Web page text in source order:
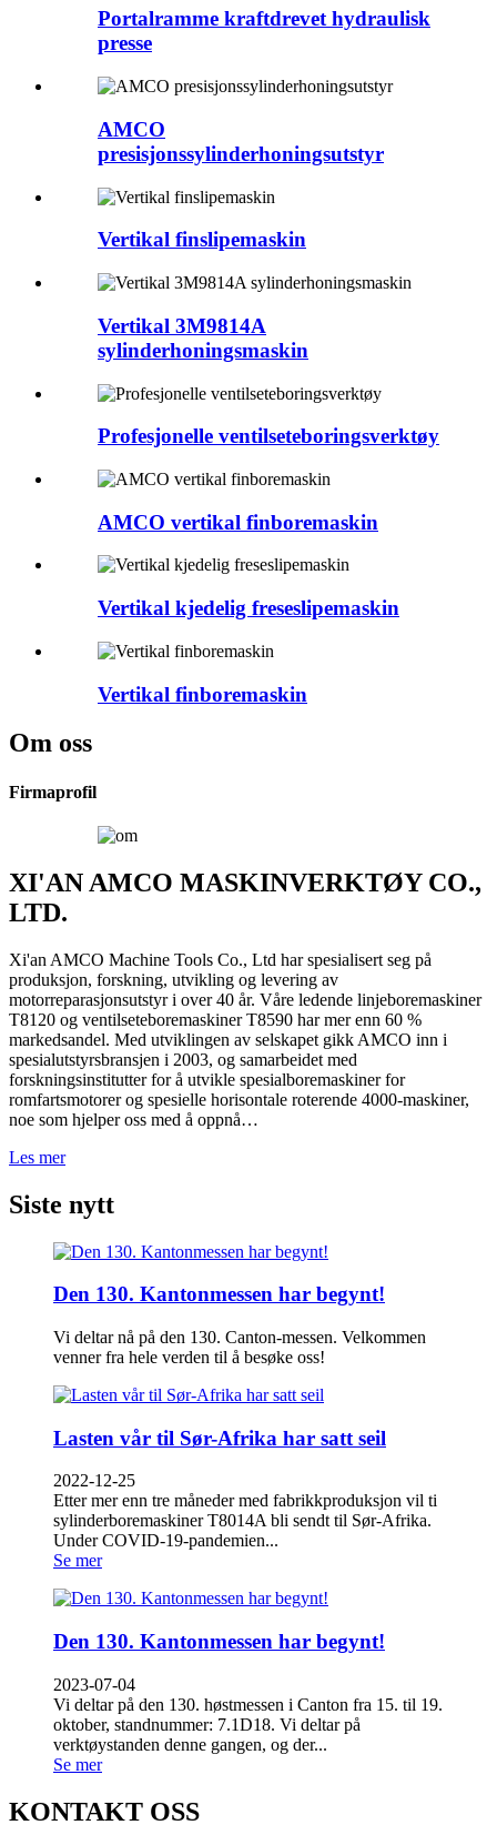
Portalramme kraftdrevet hydraulisk
presse
AMCO
presisjonssylinderhoningsutstyr
Vertikal finslipemaskin
Vertikal 3M9814A
sylinderhoningsmaskin
Profesjonelle ventilseteboringsverktøy
AMCO vertikal finboremaskin
Vertikal kjedelig freseslipemaskin
Vertikal finboremaskin
Om oss
Firmaprofil
XI'AN AMCO MASKINVERKTØY CO.,
LTD.
Xi'an AMCO Machine Tools Co., Ltd har spesialisert seg på
produksjon, forskning, utvikling og levering av
motorreparasjonsutstyr i over 40 år. Våre ledende linjeboremaskiner
T8120 og ventilseteboremaskiner T8590 har mer enn 60 %
markedsandel. Med utviklingen av selskapet gikk AMCO inn i
spesialutstyrsbransjen i 2003, og samarbeidet med
forskningsinstitutter for å utvikle spesialboremaskiner for
romfartsmotorer og spesielle horisontale roterende 4000-maskiner,
noe som hjelper oss med å oppnå…
Les mer
Siste nytt
Den 130. Kantonmessen har begynt!
Vi deltar nå på den 130. Canton-messen. Velkommen
venner fra hele verden til å besøke oss!
Lasten vår til Sør-Afrika har satt seil
2022-12-25
Etter mer enn tre måneder med fabrikkproduksjon vil ti
sylinderboremaskiner T8014A bli sendt til Sør-Afrika.
Under COVID-19-pandemien...
Se mer
Den 130. Kantonmessen har begynt!
2023-07-04
Vi deltar på den 130. høstmessen i Canton fra 15. til 19.
oktober, standnummer: 7.1D18. Vi deltar på
verktøystanden denne gangen, og der...
Se mer
KONTAKT OSS